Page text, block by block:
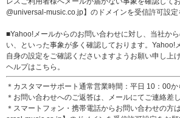
@universal-music.co.jp】のドメインを受信許可設定
■Yahoo!メールからのお問い合わせに対し、当社か
い、といった事象が多く確認しております。Yahoo!
自身の設定をご確認くださいますようお願い申し上げ
ヘルプはこちら。
＊カスタマーサポート通常営業時間：平日 10：00
＊お問い合わせへのご返答は、メールにてご連絡差
＊スマートフォン・携帯電話からお問い合わせの方